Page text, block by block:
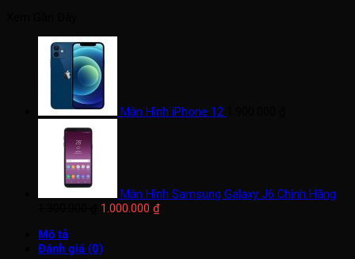
Màn Hình iPhone 12
Màn Hình Samsung Galaxy J6 Chính Hãng
Giá
1.300.000 ₫.
1.000.000 ₫Giá
Mô tả
Đánh giá (0)